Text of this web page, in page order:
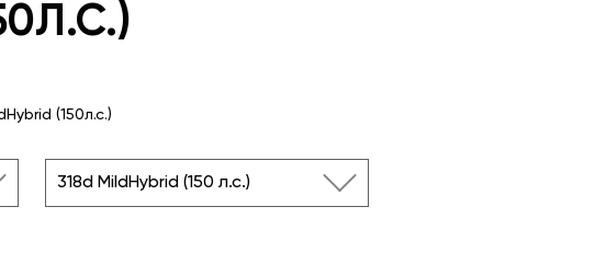
(150л.с.)
318d MildHybrid (150 л.с.)